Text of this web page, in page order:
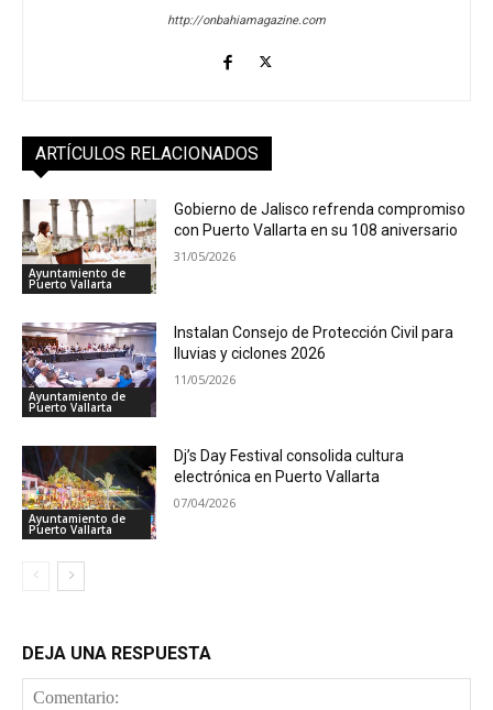
http://onbahiamagazine.com
ARTÍCULOS RELACIONADOS
Ayuntamiento de
Puerto Vallarta
Gobierno de Jalisco refrenda compromiso
con Puerto Vallarta en su 108 aniversario
31/05/2026
Ayuntamiento de
Puerto Vallarta
Instalan Consejo de Protección Civil para
lluvias y ciclones 2026
11/05/2026
Ayuntamiento de
Puerto Vallarta
Dj’s Day Festival consolida cultura
electrónica en Puerto Vallarta
07/04/2026
DEJA UNA RESPUESTA